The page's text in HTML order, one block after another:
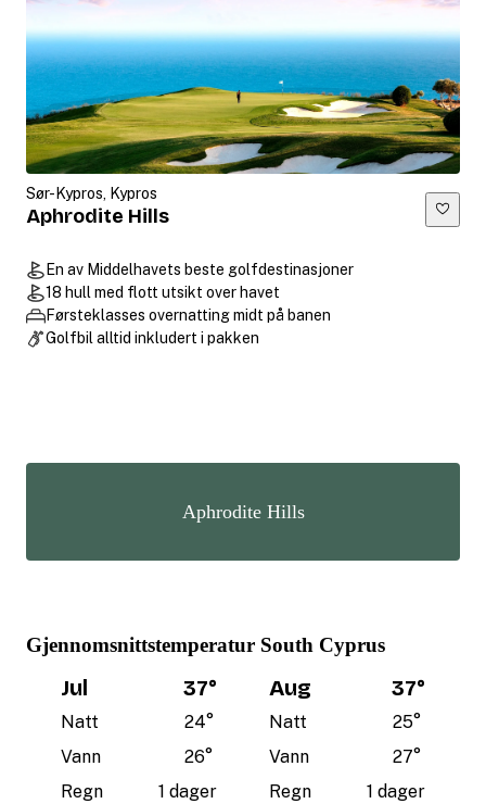
Sør-Kypros, Kypros
Aphrodite Hills
En av Middelhavets beste golfdestinasjoner
18 hull med flott utsikt over havet
Førsteklasses overnatting midt på banen
Golfbil alltid inkludert i pakken
Aphrodite Hills
Gjennomsnittstemperatur South Cyprus
Jul 37°
Natt 24°
Vann
26°
Regn
1 dager
Aug 37°
Natt 25°
Vann
27°
Regn
1 dager